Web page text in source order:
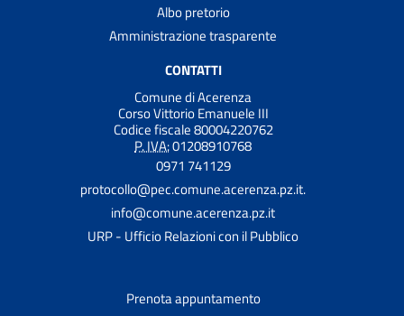
Albo pretorio
Amministrazione trasparente
CONTATTI
Comune di Acerenza
Corso Vittorio Emanuele III
Codice fiscale 80004220762
P. IVA:01208910768
0971 741129
protocollo@pec.comune.acerenza.pz.it.
info@comune.acerenza.pz.it
URP - Ufficio Relazioni con il Pubblico
Prenota appuntamento